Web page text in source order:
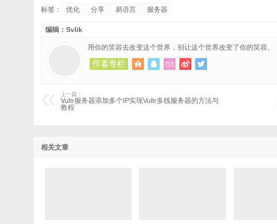
标签： 优化 分享 易语言 服务器
编辑：Svlik
用你的笑容去改变这个世界，别让这个世界改变了你的笑容。
上一篇：
Vultr服务器添加多个IP实现Vultr多线服务器的方法与
教程
相关文章